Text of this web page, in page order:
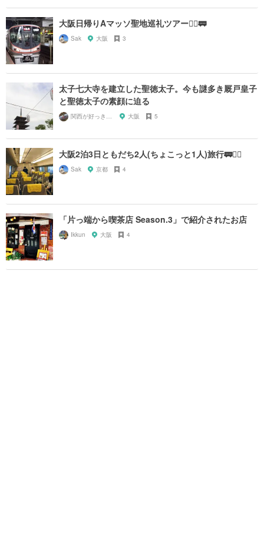
大阪日帰りAマッソ聖地巡礼ツアー🚶‍♂️🚃
Sak 大阪 3
太子七大寺を建立した聖徳太子。今も謎多き厩戸皇子
と聖徳太子の素顔に迫る
大阪 5
大阪2泊3日ともだち2人(ちょこっと1人)旅行🚃🚶‍♀️
Sak 京都 4
「片っ端から喫茶店 Season.3」で紹介されたお店
Ikkun 大阪 4